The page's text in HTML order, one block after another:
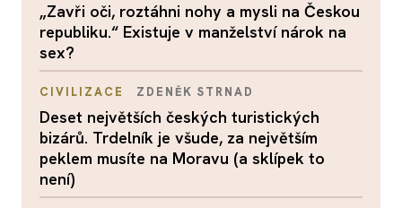
„Zavři oči, roztáhni nohy a mysli na Českou
republiku.“ Existuje v manželství nárok na
sex?
CIVILIZACE ZDENĚK STRNAD
Deset největších českých turistických
bizárů. Trdelník je všude, za největším
peklem musíte na Moravu (a sklípek to
není)